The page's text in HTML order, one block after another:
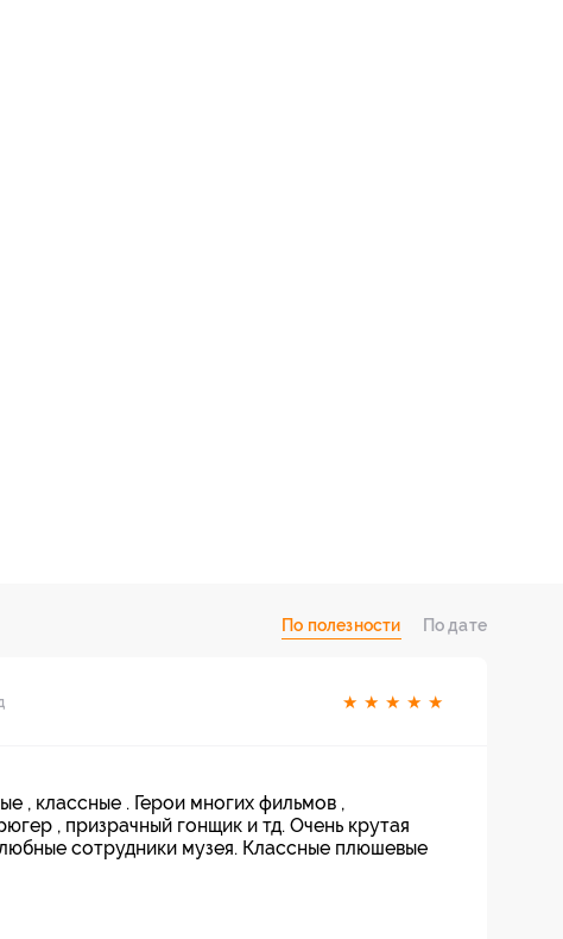
По полезности По дате
★ ★ ★ ★ ★
, классные . Герои многих фильмов ,
, призрачный гонщик и тд. Очень крутая
сотрудники музея. Классные плюшевые